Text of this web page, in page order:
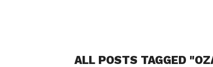
ALL POSTS TAGGED